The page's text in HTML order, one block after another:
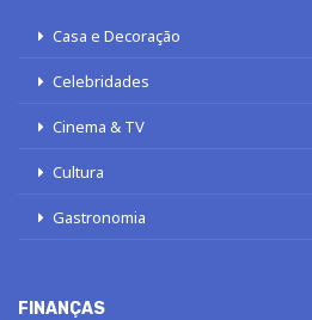
Casa e Decoração
Celebridades
Cinema & TV
Cultura
Gastronomia
FINANÇAS